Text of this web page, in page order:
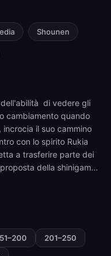
Shounen
di vedere gli
cambiamento quando
incrocia il suo cammino
con lo spirito Rukia
a trasferire parte dei
della shinigami
Tuttavia, durante il
uno shinigami a
Rukia rimane bloccata
le forze. Nel
suoi doveri di
201–250